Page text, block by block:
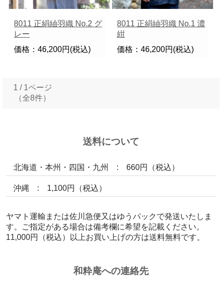
8011 正絹紬羽織 No.2 グ
レー
価格：46,200円(税込)
8011 正絹紬羽織 No.1 濃
紺
価格：46,200円(税込)
1 / 1ページ
（全8件）
送料について
北海道・本州・四国・九州 : 660円（税込）
沖縄 : 1,100円（税込）
ヤマト運輸または佐川急便又はゆうパックで発送いたしま
す。ご指定がある場合は備考欄に希望を記載ください。
11,000円（税込）以上お買い上げの方は送料無料です。
和粋庵への連絡先